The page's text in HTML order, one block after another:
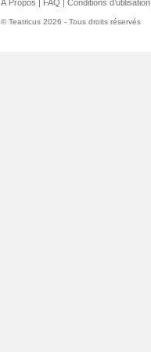
À Propos | FAQ | Conditions d’utilisation
© Teatricus 2026 - Tous droits réservés